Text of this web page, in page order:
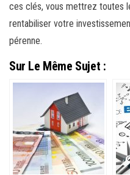
ces clés, vous mettrez toutes
rentabiliser votre
pérenne.
Sur Le Même Sujet :